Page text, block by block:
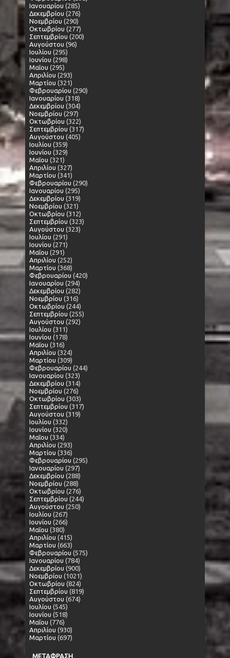
Ιανουαρίου (285)
Δεκεμβρίου (276)
Νοεμβρίου (290)
Οκτωβρίου (277)
Σεπτεμβρίου (200)
Αυγούστου (96)
Ιουλίου (295)
Ιουνίου (298)
Μαΐου (295)
Απριλίου (293)
Μαρτίου (321)
Φεβρουαρίου (290)
Ιανουαρίου (318)
Δεκεμβρίου (304)
Νοεμβρίου (297)
Οκτωβρίου (322)
Σεπτεμβρίου (317)
Αυγούστου (405)
Ιουλίου (359)
Ιουνίου (329)
Μαΐου (321)
Απριλίου (327)
Μαρτίου (341)
Φεβρουαρίου (290)
Ιανουαρίου (295)
Δεκεμβρίου (319)
Νοεμβρίου (321)
Οκτωβρίου (312)
Σεπτεμβρίου (323)
Αυγούστου (323)
Ιουλίου (291)
Ιουνίου (271)
Μαΐου (291)
Απριλίου (252)
Μαρτίου (368)
Φεβρουαρίου (420)
Ιανουαρίου (294)
Δεκεμβρίου (282)
Νοεμβρίου (316)
Οκτωβρίου (244)
Σεπτεμβρίου (255)
Αυγούστου (292)
Ιουλίου (311)
Ιουνίου (178)
Μαΐου (316)
Απριλίου (324)
Μαρτίου (309)
Φεβρουαρίου (244)
Ιανουαρίου (323)
Δεκεμβρίου (314)
Νοεμβρίου (276)
Οκτωβρίου (303)
Σεπτεμβρίου (317)
Αυγούστου (319)
Ιουλίου (332)
Ιουνίου (320)
Μαΐου (334)
Απριλίου (293)
Μαρτίου (336)
Φεβρουαρίου (295)
Ιανουαρίου (297)
Δεκεμβρίου (288)
Νοεμβρίου (288)
Οκτωβρίου (276)
Σεπτεμβρίου (244)
Αυγούστου (250)
Ιουλίου (267)
Ιουνίου (266)
Μαΐου (380)
Απριλίου (415)
Μαρτίου (663)
Φεβρουαρίου (575)
Ιανουαρίου (784)
Δεκεμβρίου (900)
Νοεμβρίου (1021)
Οκτωβρίου (824)
Σεπτεμβρίου (819)
Αυγούστου (674)
Ιουλίου (545)
Ιουνίου (518)
Μαΐου (776)
Απριλίου (930)
Μαρτίου (697)
ΜΕΤΑΦΡΑΣΗ